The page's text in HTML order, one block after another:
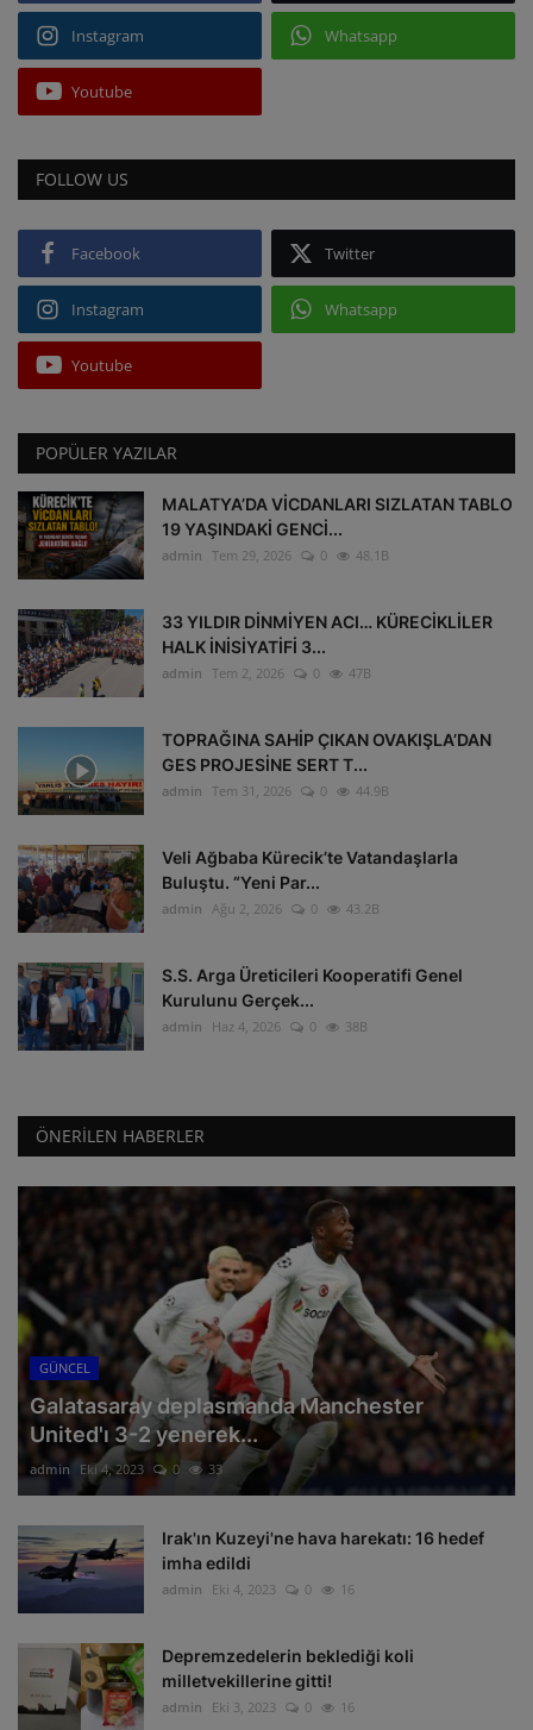
Instagram Whatsapp
Youtube
FOLLOW US
Facebook Twitter
Instagram Whatsapp
Youtube
POPÜLER YAZILAR
MALATYA’DA VİCDANLARI SIZLATAN TABLO
19 YAŞINDAKİ GENCİ...
admin Tem 29, 2026 0 48.1B
33 YILDIR DİNMİYEN ACI… KÜRECİKLİLER
HALK İNİSİYATİFİ 3...
admin Tem 2, 2026 0 47B
TOPRAĞINA SAHİP ÇIKAN OVAKIŞLA’DAN
GES PROJESİNE SERT T...
admin Tem 31, 2026 0 44.9B
Veli Ağbaba Kürecik’te Vatandaşlarla
Buluştu. “Yeni Par...
admin Ağu 2, 2026 0 43.2B
S.S. Arga Üreticileri Kooperatifi Genel
Kurulunu Gerçek...
admin Haz 4, 2026 0 38B
ÖNERILEN HABERLER
GÜNCEL
Galatasaray deplasmanda Manchester
United'ı 3-2 yenerek...
admin Eki 4, 2023 0 33
Irak'ın Kuzeyi'ne hava harekatı: 16 hedef
imha edildi
admin Eki 4, 2023 0 16
Depremzedelerin beklediği koli
milletvekillerine gitti!
admin Eki 3, 2023 0 16